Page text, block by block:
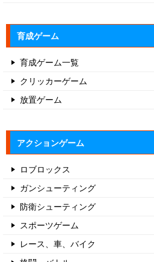
育成ゲーム
育成ゲーム一覧
クリッカーゲーム
放置ゲーム
アクションゲーム
ロブロックス
ガンシューティング
防衛シューティング
スポーツゲーム
レース、車、バイク